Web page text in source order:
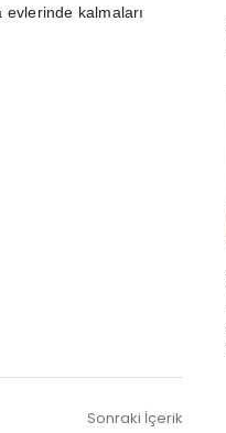
kalmaları
Sonraki İçerik